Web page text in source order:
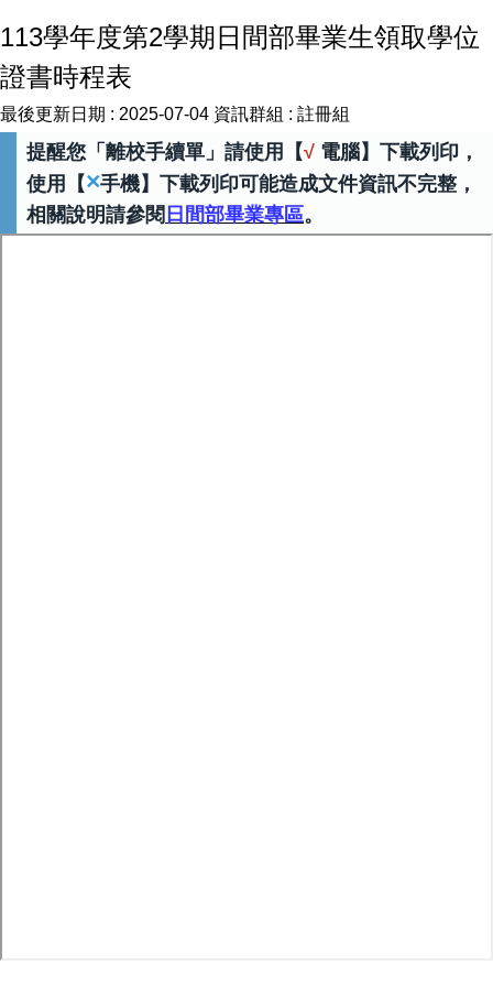
113學年度第2學期日間部畢業生領取學位
證書時程表
最後更新日期 : 2025-07-04 資訊群組 : 註冊組
提醒您「離校手續單」請使用【√ 電腦】下載列印，
使用【×手機】下載列印可能造成文件資訊不完整，
相關說明請參閱 日間部畢業專區。